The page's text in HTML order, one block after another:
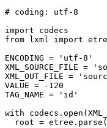
# coding: utf-8
import codecs
from lxml import
ENCODING = 'utf-8'
XML_SOURCE_FILE =
XML_OUT_FILE =
VALUE = -120
TAG_NAME = 'id'
with
root =